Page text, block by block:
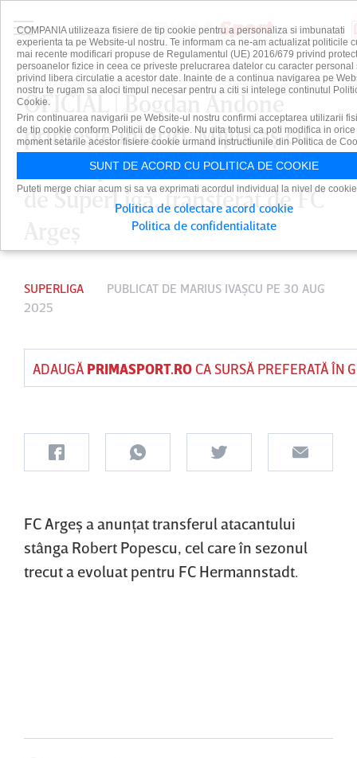
OFICIAL | Bogdan Andone
primeşte întăriri. Mijlocaş cu
26 de apariţii în sezonul trecut
de SuperLigă, transferat de FC
SUPERLIGA PUBLICAT DE MARIUS IVAŞCU PE 30 AUG
2025
ADAUGĂ PRIMASPORT.ROCA SURSĂ PREFERATĂ ÎN
FC Argeş a anunţat transferul atacantului
stânga Robert Popescu, cel care în sezonul
trecut a evoluat pentru FC Hermannstadt.
COMPANIA utilizeaza fisiere de tip cookie pentru a personaliza si imbunatati
experienta ta pe Website-ul nostru. Te informam ca ne-am actualizat politicile
mai recente modificari propuse de Regulamentul (UE) 2016/679 privind
persoanelor fizice in ceea ce priveste prelucrarea datelor cu caracter personal
privind libera circulatie a acestor date. Inainte de a continua navigarea pe
nostru te rugam sa aloci timpul necesar pentru a citi si intelege continutul
Cookie.
Prin continuarea navigarii pe Website-ul nostru confirmi acceptarea utilizarii
de tip cookie conform Politicii de Cookie. Nu uita totusi ca poti modifica in orice
moment setarile acestor fisiere cookie urmand instructiunile din Politica de
SUNT DE ACORD CU POLITICA DE COOKIE
Puteti merge chiar acum si sa va exprimati acordul individual la nivel de
Politica de colectare acord cookie
Politica de confidentialitate